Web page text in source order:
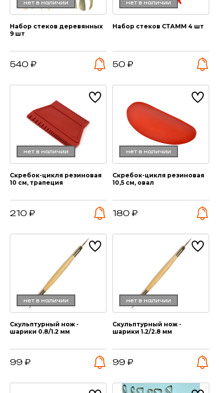
нет в наличии
Набор стеков деревянных
9 шт
540 ₽
нет в наличии
Набор стеков СТАММ 4 шт
50 ₽
нет в наличии
Скребок-цикля резиновая
10 см, трапеция
210 ₽
нет в наличии
Скребок-цикля резиновая
10,5 см, овал
180 ₽
нет в наличии
Скульптурный нож -
шарики 0.8/1.2 мм
99 ₽
нет в наличии
Скульптурный нож -
шарики 1.2/2.8 мм
99 ₽